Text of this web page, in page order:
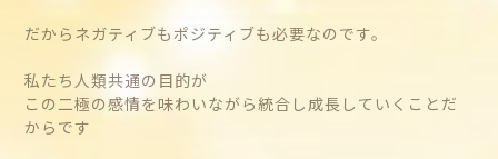
だからネガティブもポジティブも必要なのです。
私たち人類共通の目的が
この二極の感情を味わいながら統合し成長していくことだ
からです